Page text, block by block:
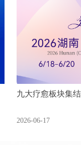
九大疗愈板块集
2026-06-17